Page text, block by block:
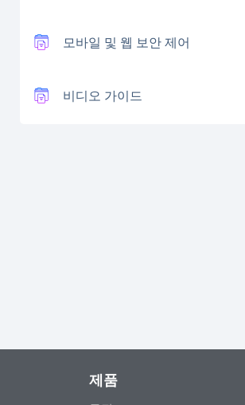
모바일 및 웹 보안 제어
비디오 가이드
제품